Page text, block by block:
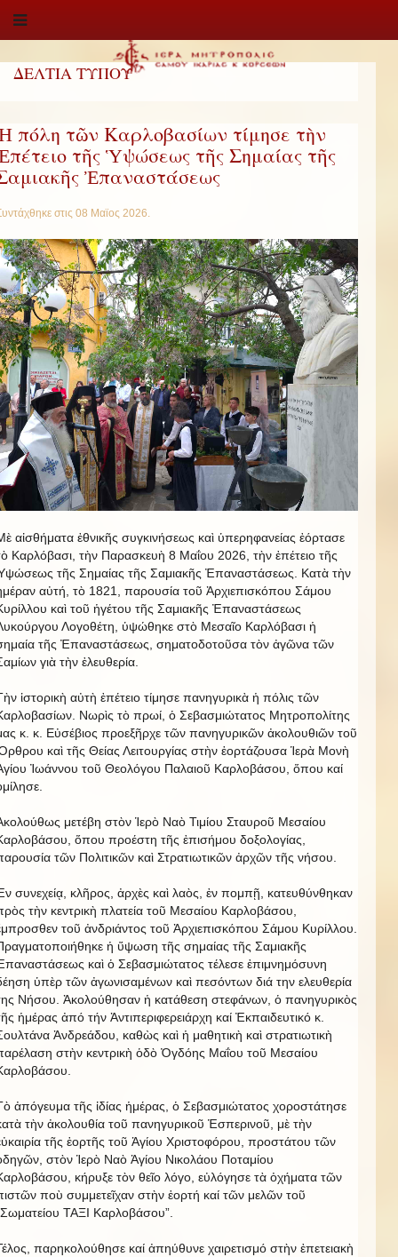
ΔΕΛΤΙΑ ΤΥΠΟΥ
πόλη τῶν Καρλοβασίων τίμησε τὴν
τῆς Ὑψώσεως τῆς Σημαίας τῆς
Ἐπαναστάσεως
στις 08 Μαϊος 2026.
αἰσθήματα ἐθνικῆς συγκινήσεως καὶ ὑπερηφανείας ἐόρτασε
Καρλόβασι, τὴν Παρασκευὴ 8 Μαΐου 2026, τὴν ἐπέτειο τῆς
τῆς Σημαίας τῆς Σαμιακῆς Ἐπαναστάσεως. Κατὰ τὴν
αὐτή, τὸ 1821, παρουσία τοῦ Ἀρχιεπισκόπου Σάμου
καὶ τοῦ ἡγέτου τῆς Σαμιακῆς Ἐπαναστάσεως
Λογοθέτη, ὑψώθηκε στὸ Μεσαῖο Καρλόβασι ἡ
τῆς Ἐπαναστάσεως, σηματοδοτοῦσα τὸν ἀγῶνα τῶν
γιὰ τὴν ἐλευθερία.
ἱστορικὴ αὐτὴ ἐπέτειο τίμησε πανηγυρικὰ ἡ πόλις τῶν
Νωρὶς τὸ πρωί, ὁ Σεβασμιώτατος Μητροπολίτης
κ. κ. Εὐσέβιος προεξῆρχε τῶν πανηγυρικῶν ἀκολουθιῶν τοῦ
καὶ τῆς Θείας Λειτουργίας στὴν ἑορτάζουσα Ἱερὰ Μονὴ
Ἰωάννου τοῦ Θεολόγου Παλαιοῦ Καρλοβάσου, ὅπου καί
μετέβη στὸν Ἱερὸ Ναὸ Τιμίου Σταυροῦ Μεσαίου
ὅπου προέστη τῆς ἐπισήμου δοξολογίας,
τῶν Πολιτικῶν καὶ Στρατιωτικῶν ἀρχῶν τῆς νήσου.
συνεχείᾳ, κλῆρος, ἀρχὲς καὶ λαὸς, ἐν πομπῇ, κατευθύνθηκαν
τὴν κεντρικὴ πλατεία τοῦ Μεσαίου Καρλοβάσου,
τοῦ ἀνδριάντος τοῦ Ἀρχιεπισκόπου Σάμου Κυρίλλου.
ἡ ὕψωση τῆς σημαίας τῆς Σαμιακῆς
καὶ ὁ Σεβασμιώτατος τέλεσε ἐπιμνημόσυνη
ὑπὲρ τῶν ἀγωνισαμένων καὶ πεσόντων διά την ελευθερία
Νήσου. Ἀκολούθησαν ἡ κατάθεση στεφάνων, ὁ πανηγυρικὸς
ἡμέρας ἀπό τήν Ἀντιπεριφερειάρχη καί Ἐκπαιδευτικό κ.
Ἀνδρεάδου, καθὼς καὶ ἡ μαθητικὴ καὶ στρατιωτικὴ
στὴν κεντρικὴ ὁδὸ Ὀγδόης Μαΐου τοῦ Μεσαίου
ἀπόγευμα τῆς ἰδίας ἡμέρας, ὁ Σεβασμιώτατος χοροστάτησε
τὴν ἀκολουθία τοῦ πανηγυρικοῦ Ἑσπερινοῦ, μὲ τὴν
τῆς ἑορτῆς τοῦ Ἁγίου Χριστοφόρου, προστάτου τῶν
στὸν Ἱερὸ Ναὸ Ἁγίου Νικολάου Ποταμίου
κήρυξε τὸν θεῖο λόγο, εὐλόγησε τὰ ὀχήματα τῶν
ποὺ συμμετεῖχαν στὴν ἑορτή καί τῶν μελῶν τοῦ
ΤΑΞΙ Καρλοβάσου”.
παρηκολούθησε καί ἀπηύθυνε χαιρετισμό στὴν ἐπετειακὴ